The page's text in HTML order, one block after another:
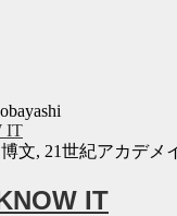
文, 21世紀アカデメ
IT